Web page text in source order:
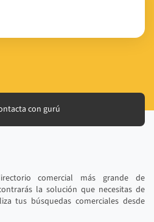
con gurú
comercial más grande de
la solución que necesitas de
tus búsquedas comerciales desde